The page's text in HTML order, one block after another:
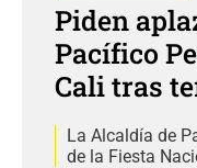
Piden
Pacífico
Cali tras
La Alcaldía de
de la Fiesta